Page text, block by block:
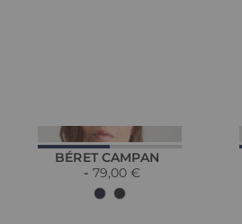
BÉRET CAMPAN
79,00 €